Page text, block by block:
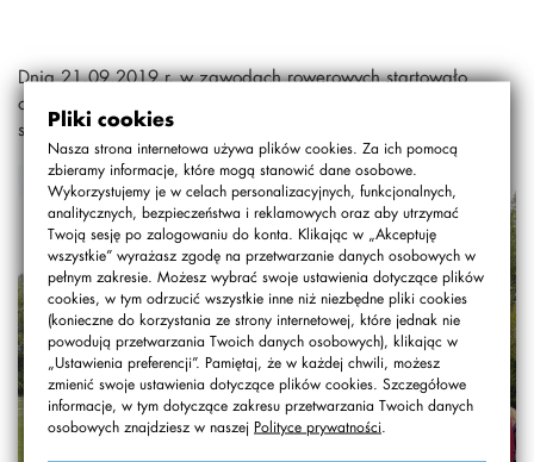
Pliki cookies
Nasza strona internetowa używa plików cookies. Za ich pomocą
zbieramy informacje, które mogą stanowić dane osobowe.
Wykorzystujemy je w celach personalizacyjnych, funkcjonalnych,
analitycznych, bezpieczeństwa i reklamowych oraz aby utrzymać
Twoją sesję po zalogowaniu do konta. Klikając w „Akceptuję
wszystkie” wyrażasz zgodę na przetwarzanie danych osobowych w
pełnym zakresie. Możesz wybrać swoje ustawienia dotyczące plików
cookies, w tym odrzucić wszystkie inne niż niezbędne pliki cookies
(konieczne do korzystania ze strony internetowej, które jednak nie
powodują przetwarzania Twoich danych osobowych), klikając w
„Ustawienia preferencji”. Pamiętaj, że w każdej chwili, możesz
zmienić swoje ustawienia dotyczące plików cookies. Szczegółowe
informacje, w tym dotyczące zakresu przetwarzania Twoich danych
osobowych znajdziesz w naszej Polityce prywatności
Dnia 21.09.2019 r. w zawodach rowerowych startowało
ok. 100 osób. Zawody przebiegły sprawnie, w bardzo
sympatycznej atmosferze.